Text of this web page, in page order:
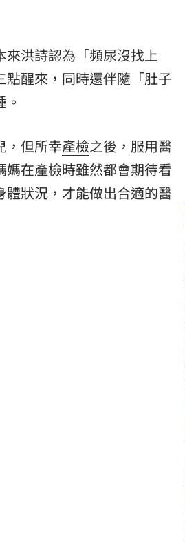
來洪詩認為「頻尿沒找上
醒來，同時還伴隨「肚子
，但所幸產檢之後，服用醫
在產檢時雖然都會期待看
狀況，才能做出合適的醫